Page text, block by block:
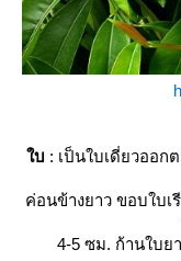
บ : เป็นใบเดี่ยวออก
ค่อนข้างยาว ขอบใบ
4-5 ซม. ก้านใบย